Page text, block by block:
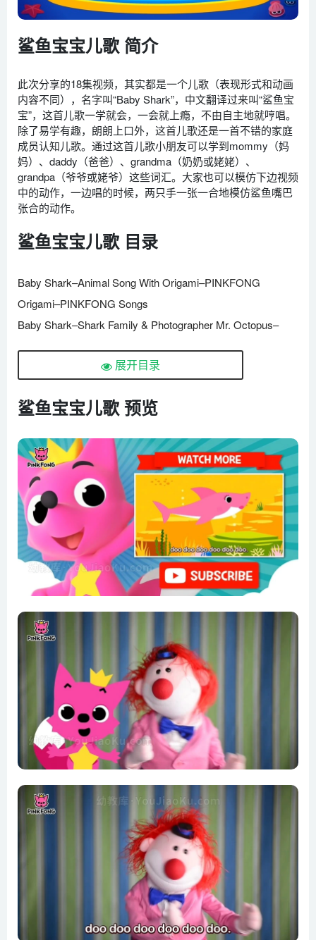
鲨鱼宝宝儿歌 简介
此次分享的18集视频，其实都是一个儿歌（表现形式和动画
内容不同），名字叫“Baby Shark”，中文翻译过来叫“鲨鱼宝
宝”，这首儿歌一学就会，一会就上瘾，不由自主地就哼唱。
除了易学有趣，朗朗上口外，这首儿歌还是一首不错的家庭
成员认知儿歌。通过这首儿歌小朋友可以学到mommy（妈
妈）、daddy（爸爸）、grandma（奶奶或姥姥）、
grandpa（爷爷或姥爷）这些词汇。大家也可以模仿下边视频
中的动作，一边唱的时候，两只手一张一合地模仿鲨鱼嘴巴
张合的动作。
鲨鱼宝宝儿歌 目录
Baby Shark–Animal Song With Origami–PINKFONG
Origami–PINKFONG Songs
Baby Shark–Shark Family & Photographer Mr. Octopus–
Baby Shark–Sing and Dance!–Animal Songs–PINKFONG
Baby Shark Dance–Sing and Dance!–Animal Songs–
Baby Shark Dance With Kids Wearing Shark Costumes!–
Animal Songs–PINKFONG Songs
Baby Shark Dance With Mr. Clown–PINKFONG and Friends
–PINKFONG Songs
Baby Shark Play–PINKFONG & Mr. Clown–Animal Songs–
PINKFONG Songs
Baby Shark Wearing a Dinosaur Costume!–Animal Songs–
PINKFONG Songs
Baby Shark-Rex–Animal Songs–Dinosaur Songs–
PINKFONG Songs
Baby Shock!–EDM Version of Baby Shark–April Fools
Animal Song–PINKFONG Songs
FASTER Version of Baby Shark–Faster and Faster!–Animal
Songs–PINKFONG Songs
Halloween Sharks–Halloween Version of Baby Shark–
Halloween Songs–PINKFONG Songs
How to Make an Origami Baby Shark Puppet–Animal Song
With Origami–PINKFONG Songs
I m a Real Baby Shark !–Animal Songs–PINKFONG Songs
I m an Origami Baby Shark Puppet!–Animal Songs–
Run Away, Baby Shark !–1.5x FASTER–Animal Songs–
展开目录
鲨鱼宝宝儿歌 预览